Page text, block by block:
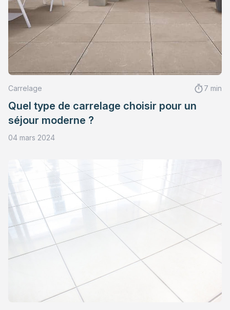
Carrelage 7 min
Quel type de carrelage choisir pour un
séjour moderne ?
04 mars 2024